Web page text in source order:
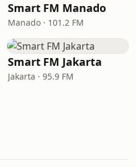
Smart FM Manado
Manado · 101.2 FM
Smart FM Jakarta
Jakarta · 95.9 FM